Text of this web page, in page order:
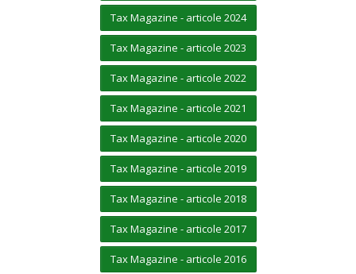
Tax Magazine - articole 2024
Tax Magazine - articole 2023
Tax Magazine - articole 2022
Tax Magazine - articole 2021
Tax Magazine - articole 2020
Tax Magazine - articole 2019
Tax Magazine - articole 2018
Tax Magazine - articole 2017
Tax Magazine - articole 2016